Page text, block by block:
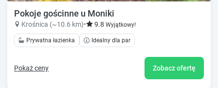
Pokoje gościnne u Moniki
Krośnica (~10.6 km)• 9.8 Wyjątkowy!
Prywatna łazienka Idealny dla par
Pokaż ceny Zobacz ofertę